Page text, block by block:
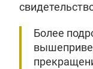
Более